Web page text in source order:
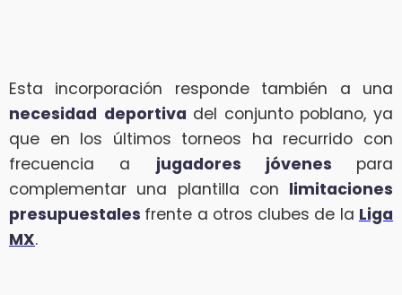
Esta incorporación responde también a una
necesidad deportiva del conjunto poblano, ya
que en los últimos torneos ha recurrido con
frecuencia a jugadores jóvenes para
complementar una plantilla con limitaciones
presupuestales frente a otros clubes de la Liga
MX.